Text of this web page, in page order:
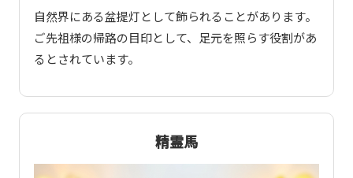
自然界にある盆提灯として飾られることがあります。
ご先祖様の帰路の目印として、足元を照らす役割があ
るとされています。
精霊馬